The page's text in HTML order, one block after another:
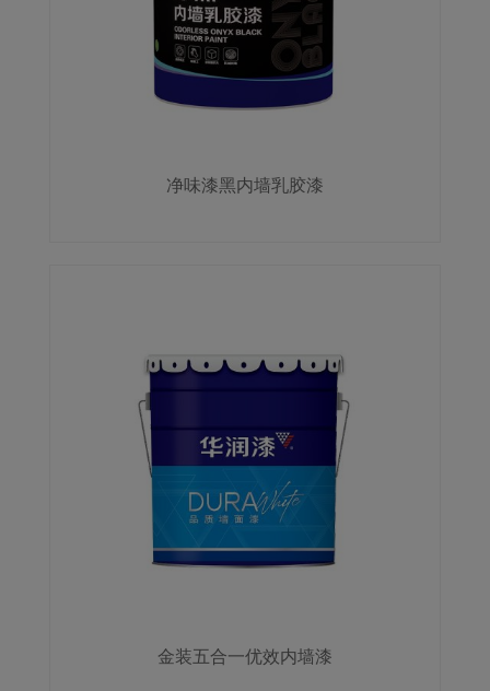
净味漆黑内墙乳胶漆
金装五合一优效内墙漆